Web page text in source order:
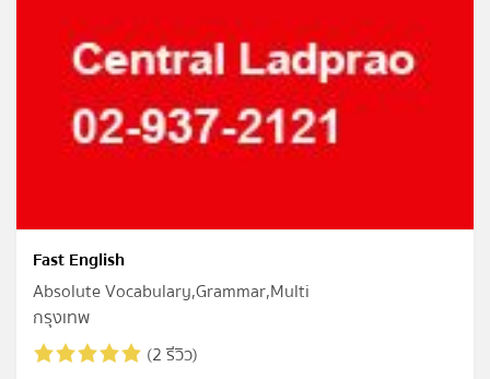
Fast English
Absolute Vocabulary,Grammar,Multi
กรุงเทพ
(2 รีวิว)